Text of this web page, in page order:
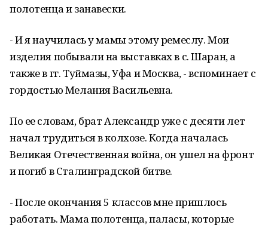
полотенца и занавески.
- И я научилась у мамы этому ремеслу. Мои
изделия побывали на выставках в с. Шаран, а
также в гг. Туймазы, Уфа и Москва, - вспоминает с
гордостью Мелания Васильевна.
По ее словам, брат Александр уже с десяти лет
начал трудиться в колхозе. Когда началась
Великая Отечественная война, он ушел на фронт
и погиб в Сталинградской битве.
- После окончания 5 классов мне пришлось
работать. Мама полотенца, паласы, которые